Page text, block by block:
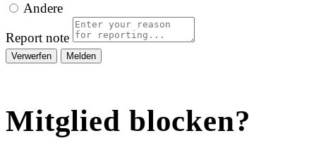
Andere
Report note
Melden
Mitglied blocken?